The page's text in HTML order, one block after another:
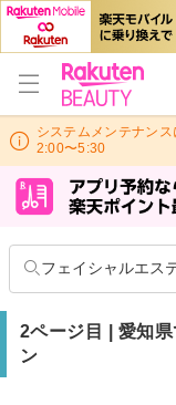
システムメンテナン
2:00〜5:30
フェイシャルエス
2ページ目 | 愛知
ン